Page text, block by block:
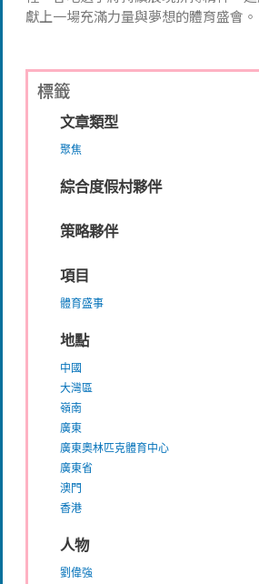
獻上一場充滿力量與夢想的體育盛會。
標籤
文章類型
聚焦
綜合度假村夥伴
策略夥伴
項目
體育盛事
地點
中國
大灣區
嶺南
廣東
廣東奧林匹克體育中心
廣東省
澳門
香港
人物
劉偉強